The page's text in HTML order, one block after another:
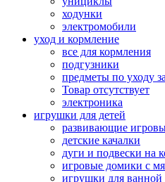
ходунки
электромобили
уход и кормление
все для кормления
подгузники
предметы по уходу
Товар отсутствует
электроника
игрушки для детей
развивающие
детские качалки
дуги и подвески на
игровые домики с
игрушки для ванной